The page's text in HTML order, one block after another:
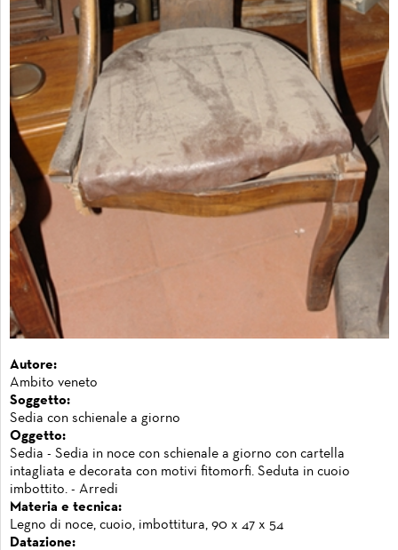
Autore:
Ambito veneto
Soggetto:
Sedia con schienale a giorno
Oggetto:
Sedia - Sedia in noce con schienale a giorno con cartella
intagliata e decorata con motivi fitomorfi. Seduta in cuoio
imbottito. - Arredi
Materia e tecnica:
Legno di noce, cuoio, imbottitura, 90 x 47 x 54
Datazione: